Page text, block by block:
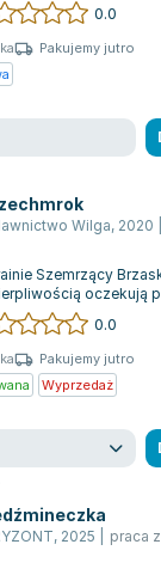
0.0
Pakujemy jutro
Wilga, 2020
Szemrzący
oczekują
porze ma odrodzić się
0.0
Pakujemy jutro
Wyprzedaż
, 2025 praca